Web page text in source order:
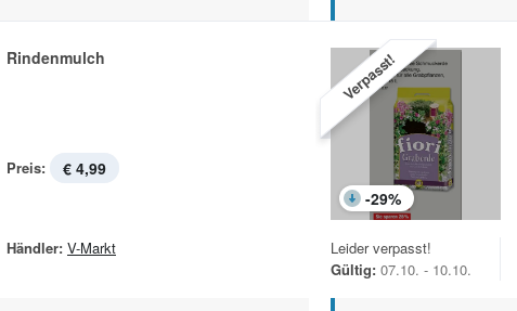
Rindenmulch
Preis: € 4,99
Händler: V-Markt
Verpasst!
-29%
Leider verpasst!
Gültig: 07.10. - 10.10.